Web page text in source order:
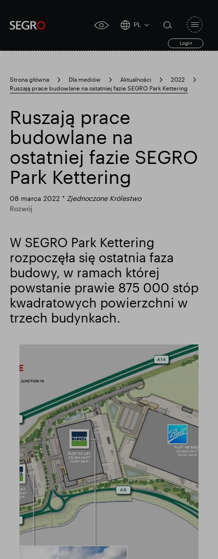
accessibility
PL
Login
search
form
Submit
search
Search
Popularne wyszukiwanie
Odpowiedzialny SEGRO
Inteligentny park
toggle
Strona główna Dla mediów Aktualności
2022
Ruszają prace budowlane na ostatniej fazie SEGRO Park Kettering
Ruszają prace
budowlane na
ostatniej fazie SEGRO
Park Kettering
08 marca 2022
Zjednoczone Królestwo
Rozwój
W SEGRO Park Kettering
rozpoczęła się ostatnia faza
budowy, w ramach której
powstanie prawie 875 000 stóp
kwadratowych powierzchni w
trzech budynkach.